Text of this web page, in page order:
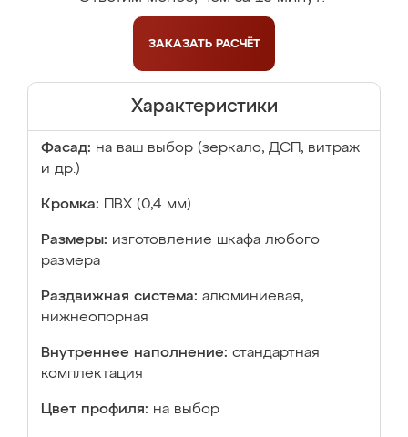
ЗАКАЗАТЬ РАСЧЁТ
Характеристики
Фасад: на ваш выбор (зеркало, ДСП, витраж
и др.)
Кромка: ПВХ (0,4 мм)
Размеры: изготовление шкафа любого
размера
Раздвижная система: алюминиевая,
нижнеопорная
Внутреннее наполнение: стандартная
комплектация
Цвет профиля: на выбор